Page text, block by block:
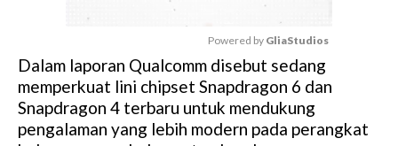
M
u
t
e
Powered by GliaStudios
Dalam laporan Qualcomm disebut sedang
memperkuat lini chipset Snapdragon 6 dan
Snapdragon 4 terbaru untuk mendukung
pengalaman yang lebih modern pada perangkat